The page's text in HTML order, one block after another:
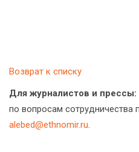
Возврат к списку
Для журналистов и прессы:
по вопросам сотрудничества
alebed@ethnomir.ru.